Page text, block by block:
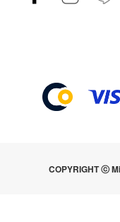
COPYRIGHT ⓒ